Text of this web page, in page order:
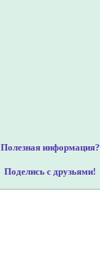
Полезная информация?
Поделись с друзьями!